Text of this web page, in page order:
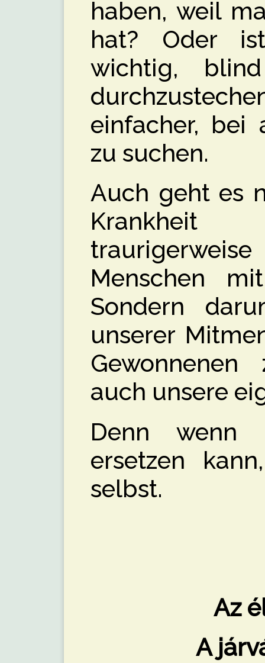
haben, weil
hat? Oder
wichtig,
einfacher, bei
zu suchen.
Auch geht es
Krankheit
Menschen
Sondern
unserer
auch unsere
Denn wenn
ersetzen
selbst.
Az
A